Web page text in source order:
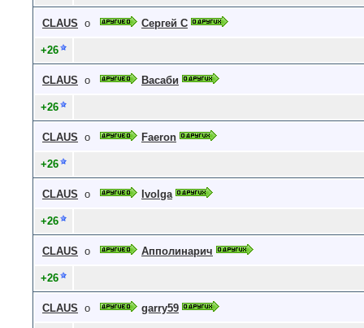
CLAUS о Сергей С
+26
CLAUS о Васаби
+26
CLAUS о Faeron
+26
CLAUS о Ivolga
+26
CLAUS о Апполинарич
+26
CLAUS о garry59